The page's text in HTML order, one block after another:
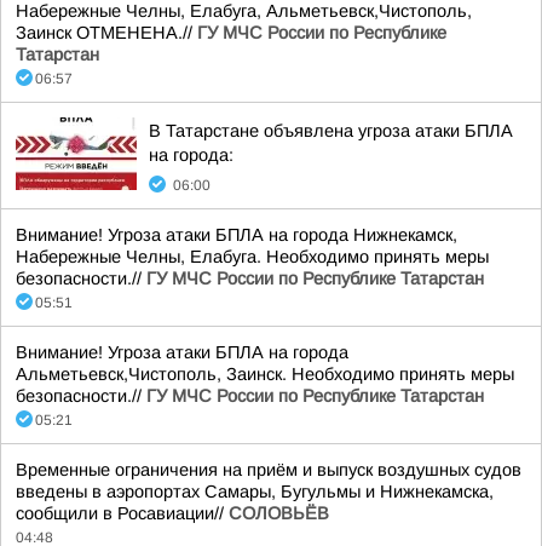
Набережные Челны, Елабуга, Альметьевск,Чистополь,
Заинск ОТМЕНЕНА.// ГУ МЧС России по Республике
Татарстан
06:57
В Татарстане объявлена угроза атаки БПЛА
на города:
06:00
Внимание! Угроза атаки БПЛА на города Нижнекамск,
Набережные Челны, Елабуга. Необходимо принять меры
безопасности.// ГУ МЧС России по Республике Татарстан
05:51
Внимание! Угроза атаки БПЛА на города
Альметьевск,Чистополь, Заинск. Необходимо принять меры
безопасности.// ГУ МЧС России по Республике Татарстан
05:21
Временные ограничения на приём и выпуск воздушных судов
введены в аэропортах Самары, Бугульмы и Нижнекамска,
сообщили в Росавиации// СОЛОВЬЁВ
04:48